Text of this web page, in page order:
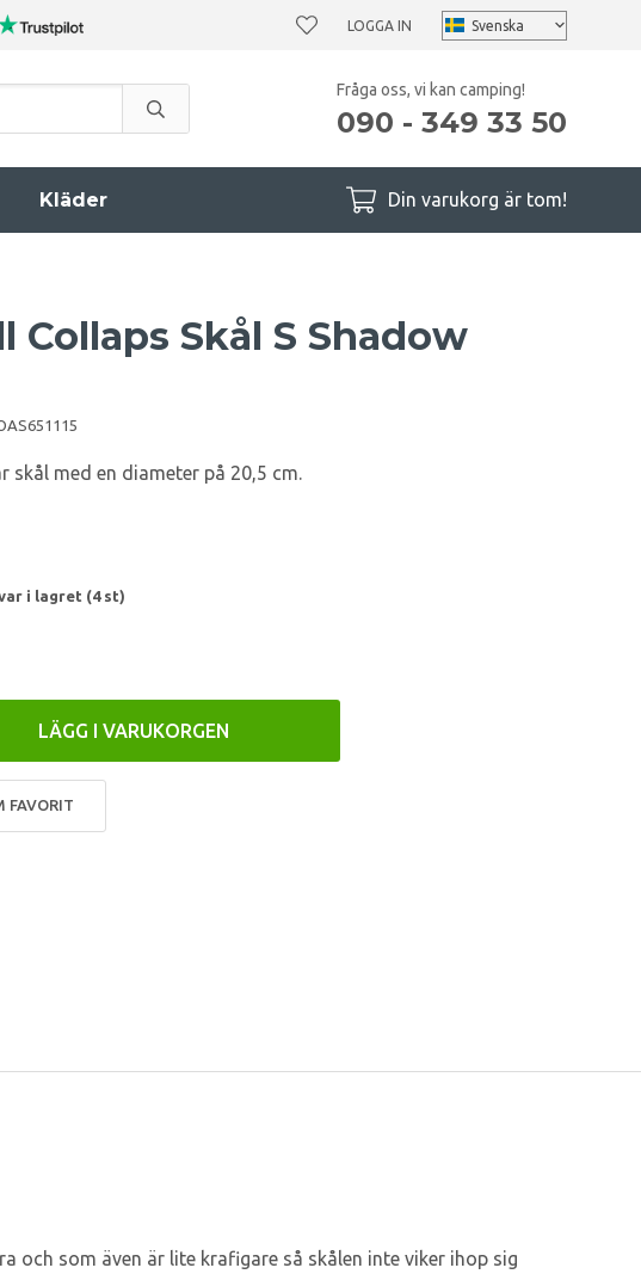
LOGGA IN
Fråga oss, vi kan camping!
090 - 349 33 50
Kläder Din varukorg är tom!
Collaps Skål S Shadow
skål med en diameter på 20,5 cm.
i lagret (4 st)
LÄGG I VARUKORGEN
FAVORIT
och som även är lite krafigare så skålen inte viker ihop sig